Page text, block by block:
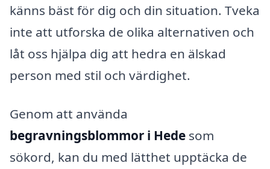
känns bäst för dig och din situation. Tveka
inte att utforska de olika alternativen och
låt oss hjälpa dig att hedra en älskad
person med stil och värdighet.
Genom att använda
begravningsblommor i Hede som
sökord, kan du med lätthet upptäcka de